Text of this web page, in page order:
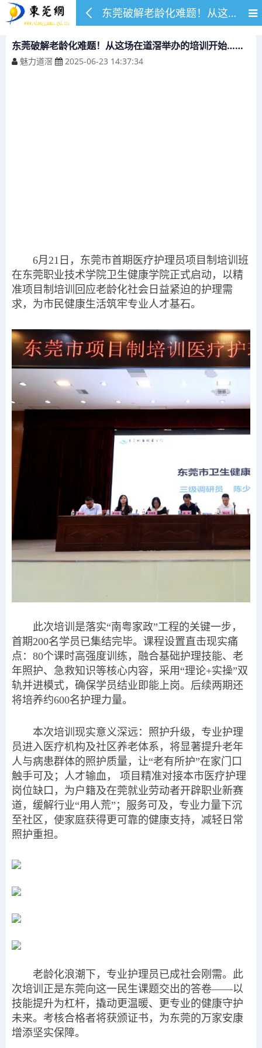
东莞破解老龄化难题！从这场在道滘举办的培训开始……
东莞破解老龄化难题！从这场在道滘举办的培训开始……
魅力道滘 2025-06-23 14:37:34
6月21日，东莞市首期医疗护理员项目制培训班
在东莞职业技术学院卫生健康学院正式启动，以精
准项目制培训回应老龄化社会日益紧迫的护理需
求，为市民健康生活筑牢专业人才基石。
此次培训是落实“南粤家政”工程的关键一步，
首期200名学员已集结完毕。课程设置直击现实痛
点：80个课时高强度训练，融合基础护理技能、老
年照护、急救知识等核心内容，采用“理论+实操”双
轨并进模式，确保学员结业即能上岗。后续两期还
将培养约600名护理力量。
本次培训现实意义深远：照护升级，专业护理
员进入医疗机构及社区养老体系，将显著提升老年
人与病患群体的照护质量，让“老有所护”在家门口
触手可及；人才输血， 项目精准对接本市医疗护理
岗位缺口，为户籍及在莞就业劳动者开辟职业新赛
道，缓解行业“用人荒”；服务可及，专业力量下沉
至社区，使家庭获得更可靠的健康支持，减轻日常
照护重担。
老龄化浪潮下，专业护理员已成社会刚需。此
次培训正是东莞向这一民生课题交出的答卷——以
技能提升为杠杆，撬动更温暖、更专业的健康守护
未来。考核合格者将获颁证书，为东莞的万家安康
增添坚实保障。